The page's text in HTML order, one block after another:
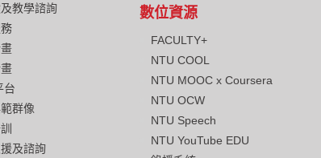
教學諮詢
台
群像
及諮詢
數位資源
FACULTY+
NTU COOL
NTU MOOC x Coursera
NTU OCW
NTU Speech
NTU YouTube EDU